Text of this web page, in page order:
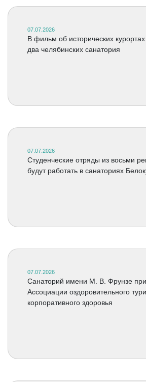
07.07.2026
В фильм об исторических
два челябинских санатория
07.07.2026
Студенческие отряды из восьми
будут работать в санаториях
07.07.2026
Санаторий имени М. В. Фрунзе
Ассоциации оздоровительного
корпоративного здоровья